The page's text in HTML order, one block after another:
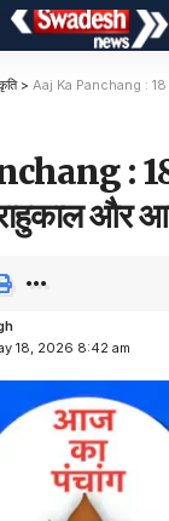
> Aaj Ka Panchang : 18 मई
:
और
18, 2026 8:42 am